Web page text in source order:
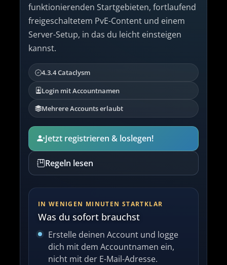
funktionierenden Startgebieten, fortlaufend
freigeschaltetem PvE-Content und einem
Server-Setup, in das du leicht einsteigen
kannst.
4.3.4 Cataclysm
Login mit Accountnamen
Mehrere Accounts erlaubt
Jetzt registrieren & loslegen!
Regeln lesen
IN WENIGEN MINUTEN STARTKLAR
Was du sofort brauchst
Erstelle deinen Account und logge
dich mit dem Accountnamen ein,
nicht mit der E-Mail-Adresse.